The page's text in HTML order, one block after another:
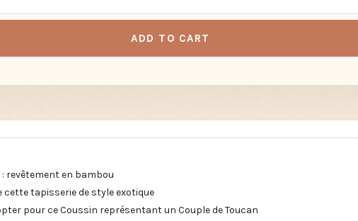
ADD TO CART
revêtement en bambou
cette tapisserie de style exotique
pour ce Coussin représentant un Couple de Toucan